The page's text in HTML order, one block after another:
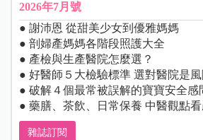
2026年7月號
● 謝沛恩 從甜美少女到優雅媽媽
● 剖婦產媽媽各階段照護大全
● 產檢與生產醫院怎麼選？
● 好醫師５大檢驗標準 選對醫院是
● 破解４個最常被誤解的寶寶安全感
● 藥膳、茶飲、日常保養 中醫觀點
雜誌訂閱